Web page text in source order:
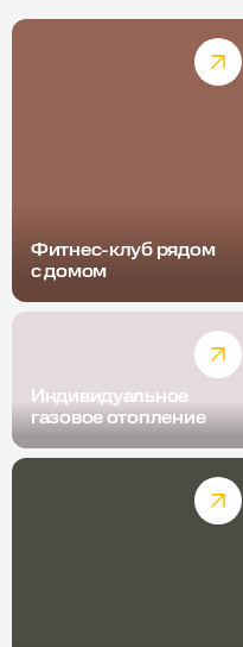
Фитнес-клуб рядом
с домом
Индивидуальное
газовое отопление